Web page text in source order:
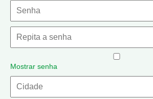
Mostrar senha